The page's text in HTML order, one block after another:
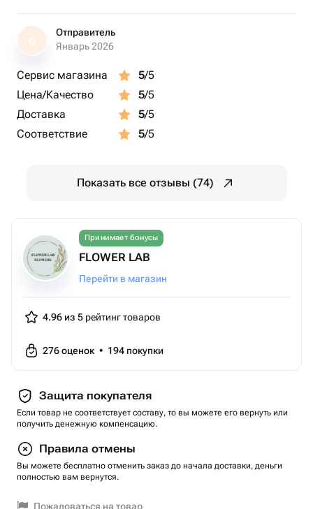
О
Отправитель
Январь 2026
Сервис магазина 5/5
Цена/Качество
5/5
Доставка
5/5
Соответствие
5/5
Показать все отзывы (74)
Принимает бонусы
FLOWER LAB
Перейти в магазин
4.96 из 5 рейтинг товаров
276оценок • 194 покупки
Защита покупателя
Если товар не соответствует составу, то вы можете его вернуть или
получить денежную компенсацию.
Правила отмены
Вы можете бесплатно отменить заказ до начала доставки, деньги
полностью вам вернутся.
Пожаловаться на товар